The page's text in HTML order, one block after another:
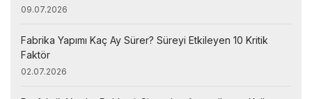
09.07.2026
Fabrika Yapımı Kaç Ay Sürer? Süreyi Etkileyen 10 Kritik
Faktör
02.07.2026